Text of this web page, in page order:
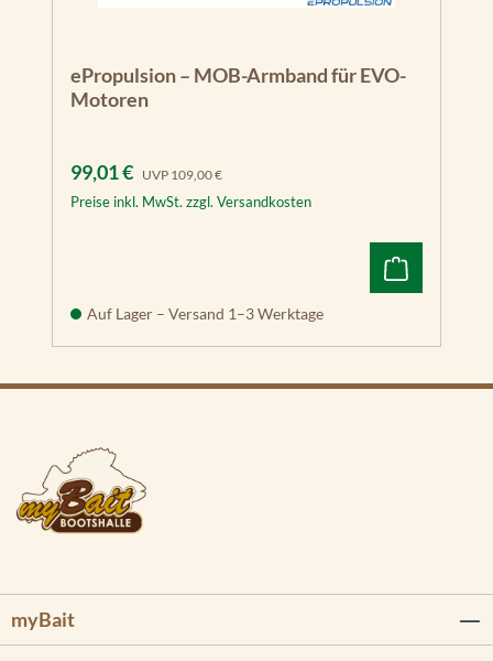
ePropulsion – MOB-Armband für EVO-
Motoren
Verkaufspreis:
99,01 € UVP Regulärer Preis:
109,00 €
Preise inkl. MwSt. zzgl. Versandkosten
Auf Lager – Versand 1–3 Werktage
myBait